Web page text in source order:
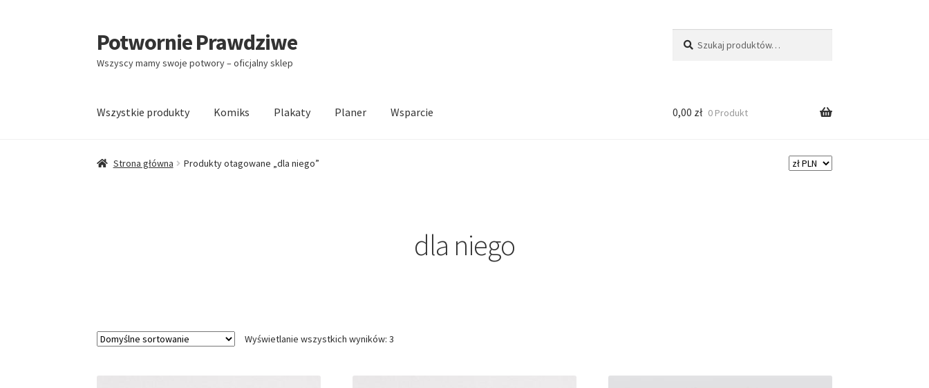
Potwornie Prawdziwe
Wszyscy mamy swoje potwory – oficjalny sklep
Wszystkie produkty Komiks Plakaty Planer Wsparcie 0,00 zł 0 Produkt
Strona główna Produkty otagowane „dla niego”
dla niego
Wyświetlanie wszystkich wyników: 3